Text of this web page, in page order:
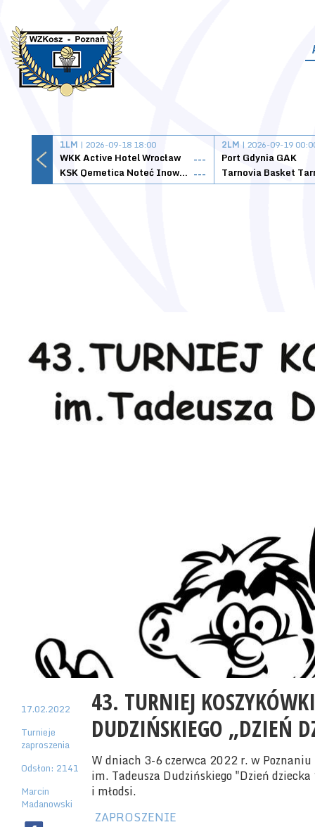
1LM | 2026-09-18 18:00
WKK Active Hotel Wrocław
---
KSK Qemetica Noteć Inowrocław ---
2LM | 2026-09-19
Port Gdynia GAK
17.02.2022
Turnieje
zaproszenia
Odsłon: 2141
Marcin
Madanowski
43. TURNIEJ
DUDZIŃSKIEGO „DZIEŃ
W dniach 3-6 czerwca 2022 r. w
im. Tadeusza Dudzińskiego "Dzień
i młodsi.
ZAPROSZENIE